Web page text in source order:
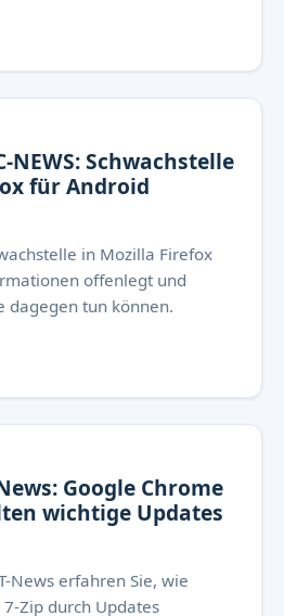
NEWS: Schwachstelle
für Android
in Mozilla Firefox
offenlegt und
dagegen tun können.
Google Chrome
wichtige Updates
News erfahren Sie, wie
Zip durch Updates